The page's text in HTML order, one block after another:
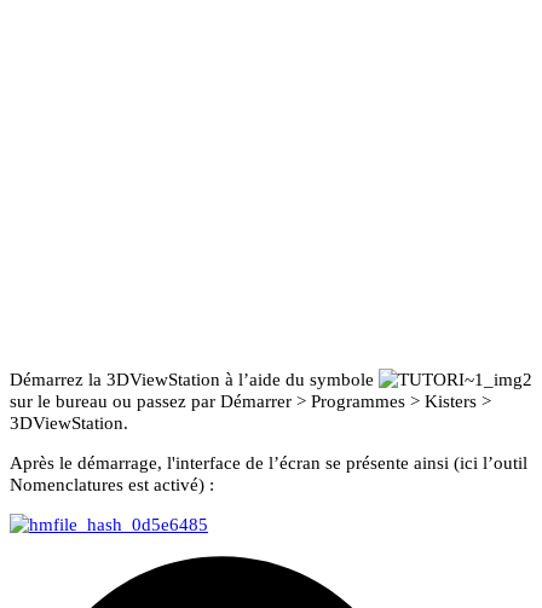
Démarrez la 3DViewStation à l’aide du symbole
sur le bureau ou passez par Démarrer > Programmes > Kisters >
3DViewStation.
Après le démarrage, l'interface de l’écran se présente ainsi (ici l’outil
Nomenclatures est activé) :